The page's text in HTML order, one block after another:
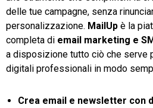
delle tue campagne, senza
personalizzazione. MailUp è la
completa di email marketing e
a disposizione tutto ciò che serve
digitali professionali in modo
Crea email e newsletter con